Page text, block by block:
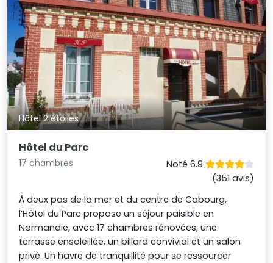
Hôtel 2 étoiles
Hôtel du Parc
17 chambres
Noté 6.9
(351 avis)
À deux pas de la mer et du centre de Cabourg,
l’Hôtel du Parc propose un séjour paisible en
Normandie, avec 17 chambres rénovées, une
terrasse ensoleillée, un billard convivial et un salon
privé. Un havre de tranquillité pour se ressourcer